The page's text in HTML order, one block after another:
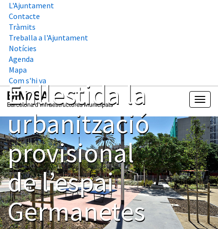
L'Ajuntament
Contacte
Tràmits
Treballa a l'Ajuntament
Notícies
Agenda
Mapa
Com s'hi va
Enllestida la
urbanització
provisional
de l’espai
Germanetes